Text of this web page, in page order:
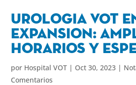
Urologia VOT
expansion:
horarios y
por Hospital VOT | Oct 30, 2023 |
Comentarios